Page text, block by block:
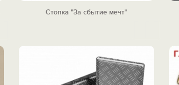
Стопка "За сбытие мечт"